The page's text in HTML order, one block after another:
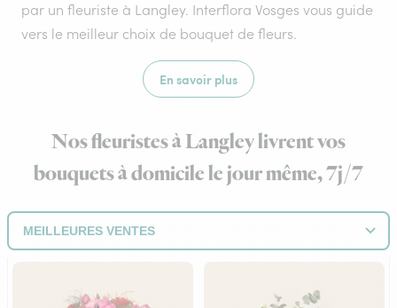
par un fleuriste à Langley. Interflora Vosges vous guide
vers le meilleur choix de bouquet de fleurs.
En savoir plus
Nos fleuristes à Langley livrent vos
bouquets à domicile le jour même, 7j/7